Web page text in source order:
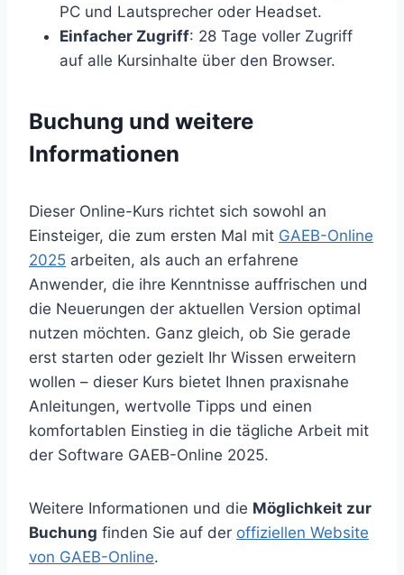
PC und Lautsprecher oder Headset.
Einfacher Zugriff: 28 Tage voller Zugriff
auf alle Kursinhalte über den Browser.
Buchung und weitere
Informationen
Dieser Online-Kurs richtet sich sowohl an
Einsteiger, die zum ersten Mal mit GAEB-Online
2025 arbeiten, als auch an erfahrene
Anwender, die ihre Kenntnisse auffrischen und
die Neuerungen der aktuellen Version optimal
nutzen möchten. Ganz gleich, ob Sie gerade
erst starten oder gezielt Ihr Wissen erweitern
wollen – dieser Kurs bietet Ihnen praxisnahe
Anleitungen, wertvolle Tipps und einen
komfortablen Einstieg in die tägliche Arbeit mit
der Software GAEB-Online 2025.
Weitere Informationen und die Möglichkeit zur
Buchung finden Sie auf der offiziellen Website
von GAEB-Online.